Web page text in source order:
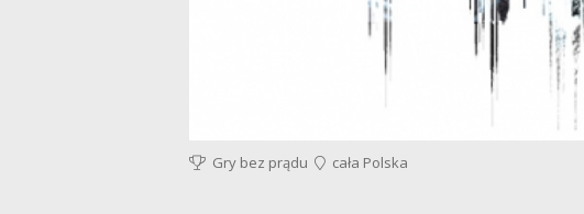
Gry bez prądu cała Polska